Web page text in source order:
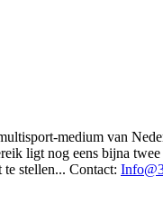
medium van
ligt nog eens bijna
stellen... Contact: